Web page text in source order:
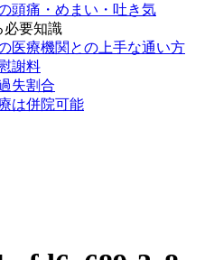
頭痛・めまい・吐き気
必要知識
医療機関との上手な通い方
謝料
失割合
は併院可能